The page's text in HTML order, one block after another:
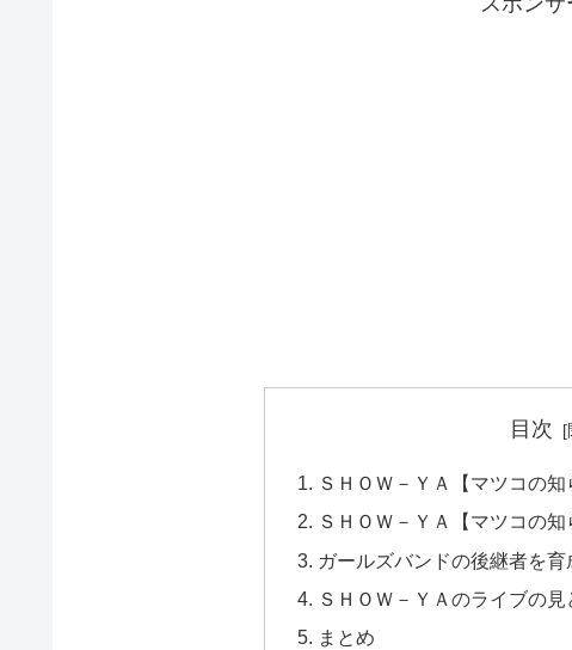
目次
ＳＨＯＷ－ＹＡ【マツコの
ＳＨＯＷ－ＹＡ【マツコの
ガールズバンドの後継者を育
ＳＨＯＷ－ＹＡのライブの見
まとめ